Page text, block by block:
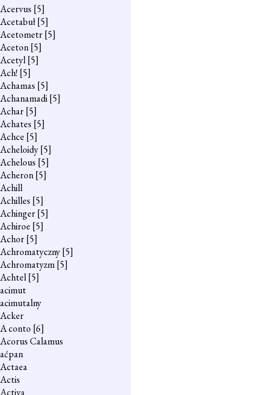
Acervus [5]
Acetabuł[5]
Acetometr[5]
Aceton[5]
Acetyl[5]
Ach! [5]
Achamas [5]
Achanamadi[5]
Achar[5]
Achates [5]
Achce [5]
Acheloidy[5]
Achelous [5]
Acheron[5]
Achill
Achilles [5]
Achinger[5]
Achiroe [5]
Achor[5]
Achromatyczny[5]
Achromatyzm[5]
Achtel[5]
acimut
acimutalny
Acker
A conto [6]
Acorus Calamus
aćpan
Actaea
Actis
Activa